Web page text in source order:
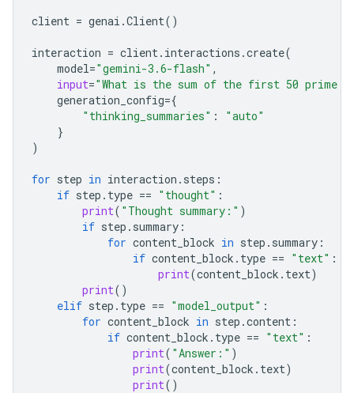
client = genai .Client()
interaction = client. interactions .create(
model="gemini-3.6-flash" ,
input="What is the sum of the first 50 prime
generation_config={
"thinking_summaries" :
"auto"
}
)
for step in interaction . steps :
if step . type == "thought" :
print( "Thought summary:" )
if step . summary :
for content_block in step . summary :
if content_block . type == "text" :
print(content_block . text)
print()
elif step . type == "model_output" :
for content_block in step .content :
if content_block . type == "text" :
print( "Answer:" )
print(content_block . text)
print()